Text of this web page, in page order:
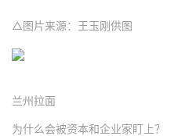
△图片来源：王玉刚供图
兰州拉面
为什么会被资本和企业家盯上？